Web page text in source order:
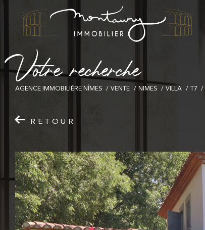
Votrerecherche
AGENCE IMMOBILIÈRE NÎMES VENTE NIMES VILLA T7
RETOUR